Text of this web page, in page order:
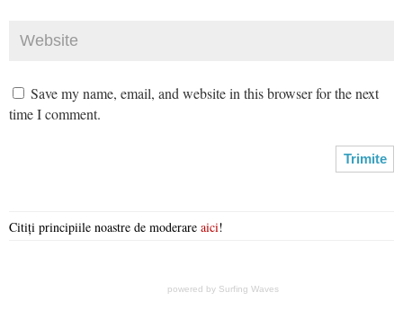
Save my name, email, and website in this browser for the next
time I comment.
Citiți principiile noastre de moderare aici!
powered by Surfing Waves